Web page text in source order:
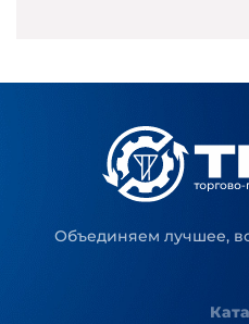
Объединяем лучшее,